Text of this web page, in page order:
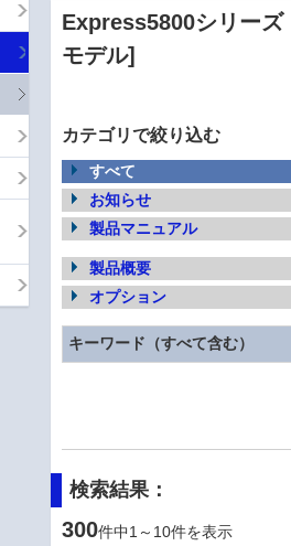
Express5800シリー
モデル]
カテゴリで絞り込む
すべて
お知らせ
製品マニュアル
製品概要
オプション
キーワード（すべて含む）
検索結果：
300件中1～10件を表示